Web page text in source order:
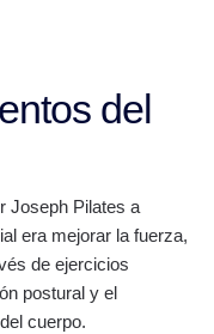
del
Joseph Pilates a
era mejorar la fuerza,
de ejercicios
postural y el
cuerpo.